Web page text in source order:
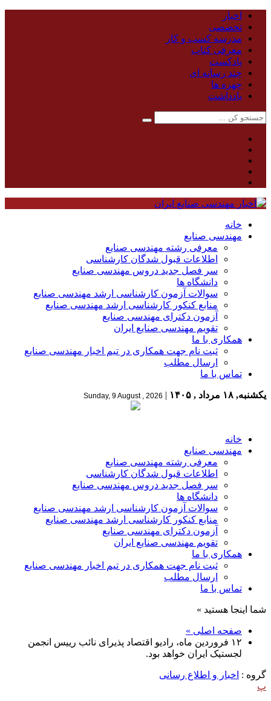
اخبار
تخصصی
مدرسه کسب و کار
معرفی کتاب
پادکست
چند رسانه ای
چهره ها
یادداشت
خانه
مهندسی صنایع
معرفی رشته مهندسی صنایع
اطلاعات قبول شدگان کارشناسی
سر فصل جدید دروس مهندسی صنایع
دانشگاه ها
سوالات آزمون کارشناسی ارشد مهندسی صنایع
منابع کنکور کارشناسی ارشد مهندسی صنایع
آزمون دکترای مهندسی صنایع
تقویم مهندسی صنایع ایران
همکاری با ما
ثبت نام جهت همکاری در تیم اخبار مهندسی صنایع
ارسال مطلب
تماس با ما
یکشنبه, ۱۸ مرداد , ۱۴۰۵ |
Sunday, 9 August , 2026
خانه
مهندسی صنایع
معرفی رشته مهندسی صنایع
اطلاعات قبول شدگان کارشناسی
سر فصل جدید دروس مهندسی صنایع
دانشگاه ها
سوالات آزمون کارشناسی ارشد مهندسی صنایع
منابع کنکور کارشناسی ارشد مهندسی صنایع
آزمون دکترای مهندسی صنایع
تقویم مهندسی صنایع ایران
همکاری با ما
ثبت نام جهت همکاری در تیم اخبار مهندسی صنایع
ارسال مطلب
تماس با ما
شما اینجا هستید »
صفحه اصلی »
۱۲ فروردین ماه، رادیو اقتصاد پذیرای نائب رییس انجمن
لجستیک ایران خواهد بود.
گروه : اخبار و اطلاع رسانی
پ